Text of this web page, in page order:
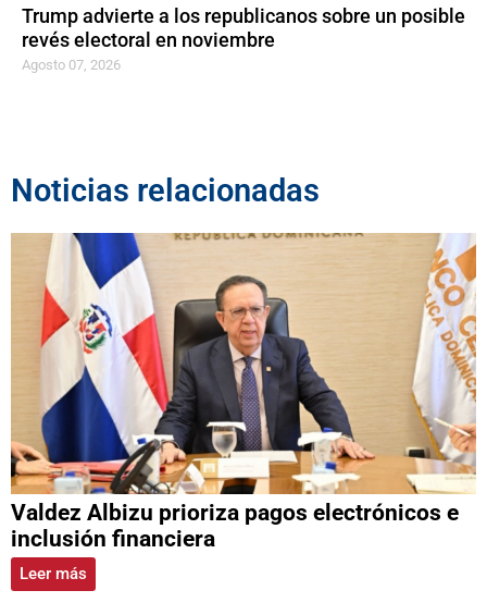
Trump advierte a los republicanos sobre un posible
revés electoral en noviembre
Agosto 07, 2026
Noticias relacionadas
Valdez Albizu prioriza pagos electrónicos e
inclusión financiera
Leer más